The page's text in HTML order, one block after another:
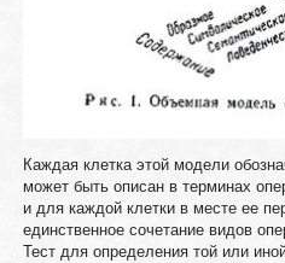
Каждая клетка этой модели
может быть описан в терминах
и для каждой клетки в месте ее
единственное сочетание видов
Тест для определения той или